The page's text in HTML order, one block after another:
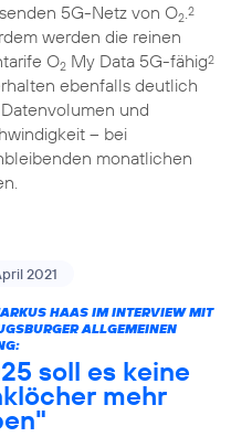
5G-Netz von O2.2
werden die reinen
O2My Data 5G-fähig2
ebenfalls deutlich
und
– bei
monatlichen
2021
HAAS IM INTERVIEW MIT
ALLGEMEINEN
soll es keine
mehr